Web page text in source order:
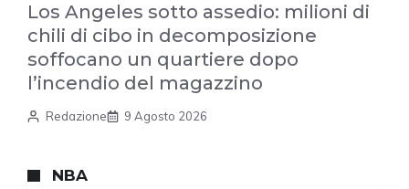
Los Angeles sotto assedio: milioni di
chili di cibo in decomposizione
soffocano un quartiere dopo
l’incendio del magazzino
Redazione 9 Agosto 2026
NBA